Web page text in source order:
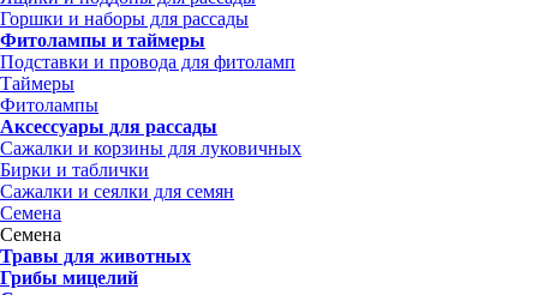
Горшки и наборы для рассады
Фитолампы и таймеры
Подставки и провода для фитоламп
Таймеры
Фитолампы
Аксессуары для рассады
Сажалки и корзины для луковичных
Бирки и таблички
Сажалки и сеялки для семян
Семена
Семена
Травы для животных
Грибы мицелий